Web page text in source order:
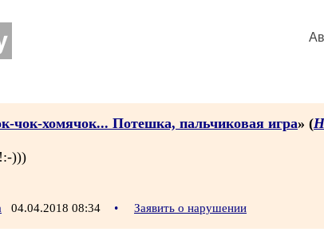
чок-хомячок... Потешка, пальчиковая игра» (
)))
04.04.2018 08:34 • Заявить о нарушении